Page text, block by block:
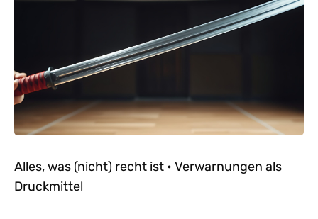
Alles, was (nicht) recht ist • Verwarnungen als
Druckmittel